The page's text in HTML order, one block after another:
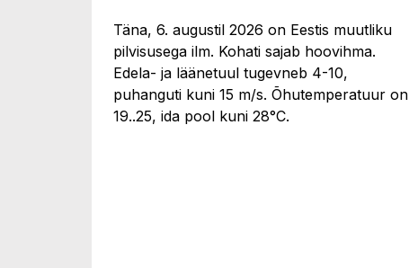
Täna, 6. augustil 2026 on Eestis muutliku
pilvisusega ilm. Kohati sajab hoovihma.
Edela- ja läänetuul tugevneb 4-10,
puhanguti kuni 15 m/s. Õhutemperatuur on
19..25, ida pool kuni 28°C.